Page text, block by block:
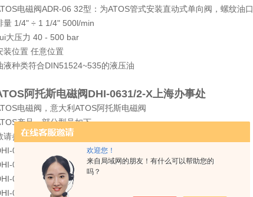
欢迎您！
来自局域网的朋友！有什么可以帮助您的
吗？
电磁阀ADR-06 32型：为ATOS管式安装直动式单向阀，螺纹油口
量 1/4" ÷ 1 1/4" 500l/min
大压力 40 - 500 bar
装位置 任意位置
液种类符合DIN51524~535的液压油
阿托斯电磁阀DHI-0631/2-X上海办事处
电磁阀，意大利ATOS阿托斯电磁阀
产品，部分型号如下，
请参阅：DHI-0631/2P 23
0631/2-X 24DC 23
0671 23
0710-X24DC 23
0711-X 24DC 23